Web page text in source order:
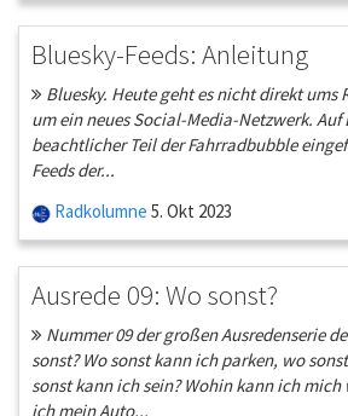
Bluesky-Feeds: Anleitung
Bluesky. Heute geht es nicht direkt ums
um ein neues Social-Media-Netzwerk.
beachtlicher Teil der Fahrradbubble
Feeds der...
Radkolumne 5. Okt 2023
Ausrede 09: Wo sonst?
Nummer 09 der großen Ausredenserie
sonst? Wo sonst kann ich parken, wo
sonst kann ich sein? Wohin kann ich
ich mein Auto...